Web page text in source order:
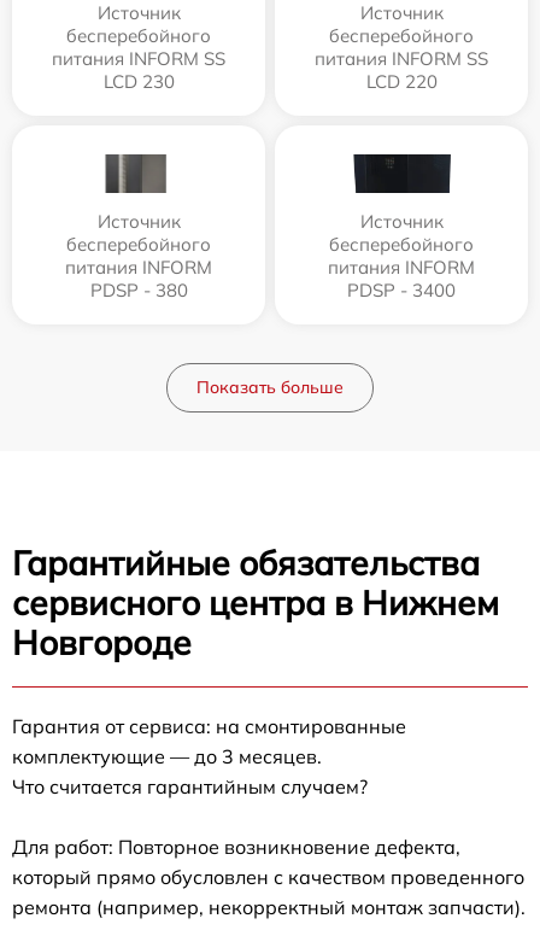
Источник
бесперебойного
питания INFORM SS
LCD 230
Источник
бесперебойного
питания INFORM SS
LCD 220
Источник
бесперебойного
питания INFORM
PDSP - 380
Источник
бесперебойного
питания INFORM
PDSP - 3400
Показать больше
Гарантийные обязательства
сервисного центра в Нижнем
Новгороде
Гарантия от сервиса: на смонтированные
комплектующие — до 3 месяцев.
Что считается гарантийным случаем?
Для работ: Повторное возникновение дефекта,
который прямо обусловлен с качеством проведенного
ремонта (например, некорректный монтаж запчасти).